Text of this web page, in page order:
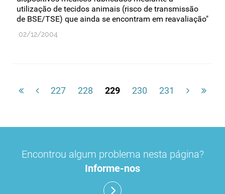
utilização de tecidos animais (risco de transmissão
de BSE/TSE) que ainda se encontram em reavaliação"
02/12/2004
227 228 229 230 231
Encontrou algum problema nesta página?
Informe-nos